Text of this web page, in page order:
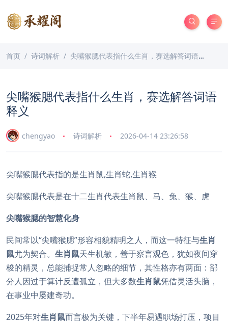
首页 诗词解析 尖嘴猴腮代表指什么生肖，赛选解答词语释义
尖嘴猴腮代表指什么生肖，赛选解答词语
释义
chengyao 诗词解析 2026-04-14 23:26:58
尖嘴猴腮代表指的是生肖鼠,生肖蛇,生肖猴
尖嘴猴腮代表是在十二生肖代表生肖鼠、马、兔、猴、虎
尖嘴猴腮的智慧化身
民间常以“尖嘴猴腮”形容相貌精明之人，而这一特征与生肖
鼠尤为契合。 生肖鼠天生机敏，善于察言观色，犹如夜间穿
梭的精灵，总能捕捉常人忽略的细节，其性格亦有两面：部
分人因过于算计反遭孤立，但大多数生肖鼠凭借灵活头脑，
在事业中屡建奇功。
2025年对生肖鼠而言极为关键，下半年易遇职场打压，项目